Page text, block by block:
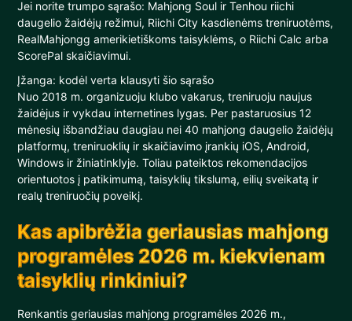
Jei norite trumpo sąrašo: Mahjong Soul ir Tenhou riichi
daugelio žaidėjų režimui, Riichi City kasdienėms treniruotėms,
RealMahjongg amerikietiškoms taisyklėms, o Riichi Calc arba
ScorePal skaičiavimui.
Įžanga: kodėl verta klausyti šio sąrašo
Nuo 2018 m. organizuoju klubo vakarus, treniruoju naujus
žaidėjus ir vykdau internetines lygas. Per pastaruosius 12
mėnesių išbandžiau daugiau nei 40 mahjong daugelio žaidėjų
platformų, treniruoklių ir skaičiavimo įrankių iOS, Android,
Windows ir žiniatinklyje. Toliau pateiktos rekomendacijos
orientuotos į patikimumą, taisyklių tikslumą, eilių sveikatą ir
realų treniruočių poveikį.
Kas apibrėžia geriausias mahjong
programėles 2026 m. kiekvienam
taisyklių rinkiniui?
Renkantis geriausias mahjong programėles 2026 m.,